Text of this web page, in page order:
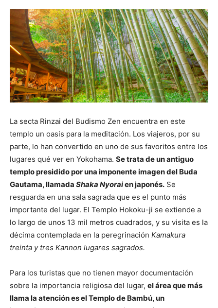
La secta Rinzai del Budismo Zen encuentra en este
templo un oasis para la meditación. Los viajeros, por su
parte, lo han convertido en uno de sus favoritos entre los
lugares qué ver en Yokohama. Se trata de un antiguo
templo presidido por una imponente imagen del Buda
Gautama, llamada Shaka Nyoraien japonés. Se
resguarda en una sala sagrada que es el punto más
importante del lugar. El Templo Hokoku-ji se extiende a
lo largo de unos 13 mil metros cuadrados, y su visita es la
décima contemplada en la peregrinación Kamakura
treinta y tres Kannon lugares sagrados.
Para los turistas que no tienen mayor documentación
sobre la importancia religiosa del lugar, el área que más
llama la atención es el Templo de Bambú, un